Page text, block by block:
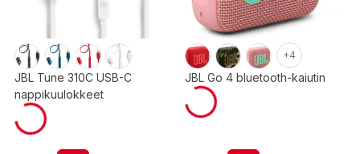
JBL Tune 310C USB-C
nappikuulokkeet
+4
JBL Go 4 bluetooth-kaiutin